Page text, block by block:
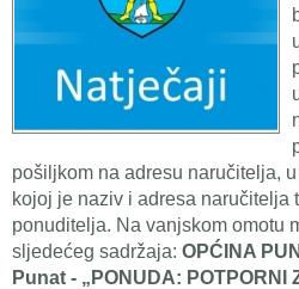
pošiljkom na adresu naručitelja,
kojoj je naziv i adresa naručitelja
ponuditelja. Na vanjskom omotu
sljedećeg sadržaja: OPĆINA
Punat - „PONUDA: POTPORNI